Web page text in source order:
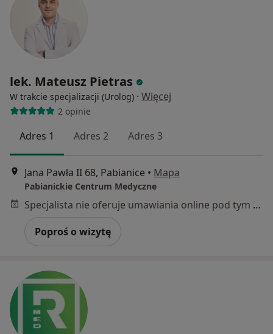
lek. Mateusz Pietras
W trakcie specjalizacji (Urolog) · Więcej
2 opinie
Adres 1 Adres 2 Adres 3
Jana Pawła II 68, Pabianice • Mapa
Pabianickie Centrum Medyczne
Specjalista nie oferuje umawiania online pod tym adresem.
Poproś o wizytę